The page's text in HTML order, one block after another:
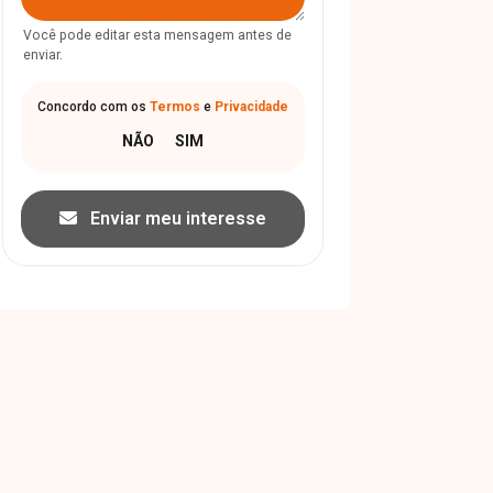
Você pode editar esta mensagem antes de
enviar.
Concordo com os Termos e Privacidade
Enviar meu interesse